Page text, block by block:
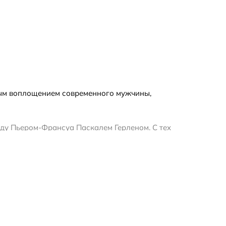
воплощением современного мужчины,
Пьером-Франсуа Паскалем Герленом. С тех